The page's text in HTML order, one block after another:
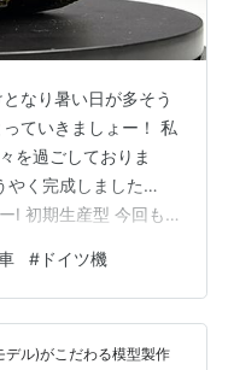
なり暑い日が多そう
ていきましょー！ 私
を過ごしておりま
やく完成しました…
I 初期生産型 今回も
、 いざ製作すると初
ットもタミヤ製とい
。 小さいスケールな
しっかりと再現され
# ドイツ機
ル)がこだわる模型製作